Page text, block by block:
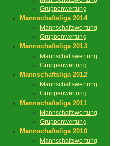
Gruppenwertung
Mannschaftsliga 2014
Mannschaftswertung
Gruppenwertung
Mannschaftsliga 2013
Mannschaftswertung
Gruppenwertung
Mannschaftsliga 2012
Mannschaftswertung
Gruppenwertung
Mannschaftsliga 2011
Mannschaftswertung
Gruppenwertung
Mannschaftsliga 2010
Mannschaftswertung